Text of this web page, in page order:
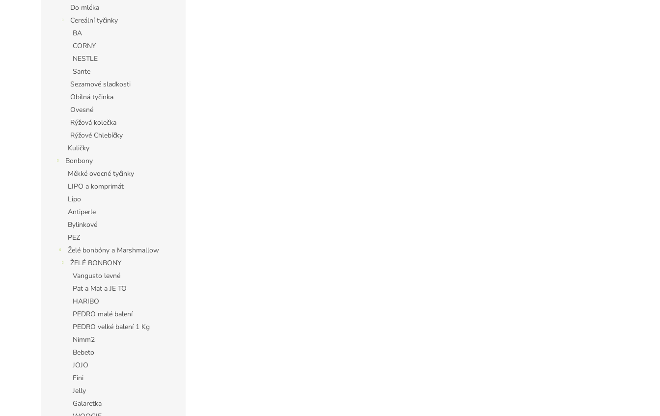
Do mléka
Cereální tyčinky
BA
CORNY
NESTLE
Sante
Sezamové sladkosti
Obilná tyčinka
Ovesné
Rýžová kolečka
Rýžové Chlebíčky
Kuličky
Bonbony
Měkké ovocné tyčinky
LIPO a komprimát
Lipo
Antiperle
Bylinkové
PEZ
Želé bonbóny a Marshmallow
ŽELÉ BONBONY
Vangusto levné
Pat a Mat a JE TO
HARIBO
PEDRO malé balení
PEDRO velké balení 1 Kg
Nimm2
Bebeto
JOJO
Fini
Jelly
Galaretka